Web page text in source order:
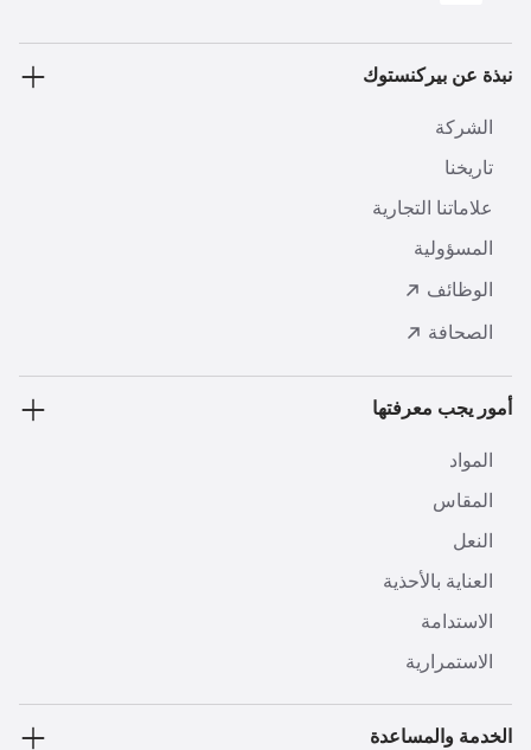
نبذة عن بيركنستوك
الشركة
تاريخنا
علاماتنا التجارية
المسؤولية
الوظائف
الصحافة
أمور يجب معرفتها
المواد
المقاس
النعل
العناية بالأحذية
الاستدامة
الاستمرارية
الخدمة والمساعدة